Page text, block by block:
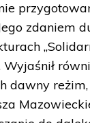
zdaniem
dawny